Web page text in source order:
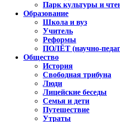
Парк культуры и
Образование
Школа и вуз
Учитель
Реформы
ПОЛЁТ (научно-
Общество
История
Свободная трибуна
Люди
Лицейские беседы
Семья и дети
Путешествие
Утраты